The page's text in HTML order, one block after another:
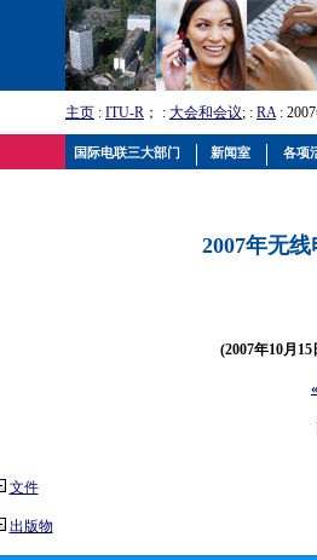
主页 : ITU-R ； : 大会和会议; : RA:
2007年无
(2007年10月
文件
出版物
国际电联三大部门 新闻室 各项